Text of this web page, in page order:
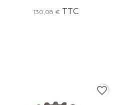
130,08 € TTC
favorite_border